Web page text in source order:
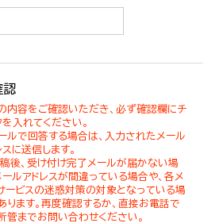
認
内容をご確認いただき、必ず確認欄にチ
を入れてください。
ールで回答する場合は、入力されたメール
スに送信します。
稿後、受け付け完了メールが届かない場
ールアドレスが間違っている場合や、各メ
ービスの迷惑対策の対象となっている場
ります。再度確認するか、直接お電話で
管までお問い合わせください。